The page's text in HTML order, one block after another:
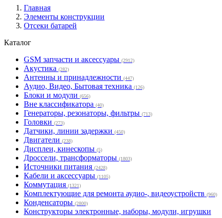
Главная
Элементы конструкции
Отсеки батарей
Каталог
GSM запчасти и аксессуары (2912)
Акустика (282)
Антенны и принадлежности (447)
Аудио, Видео, Бытовая техника (126)
Блоки и модули (656)
Вне классификатора (40)
Генераторы, резонаторы, фильтры (713)
Головки (273)
Датчики, линии задержки (450)
Двигатели (238)
Дисплеи, кинескопы (5)
Дроссели, трансформаторы (1803)
Источники питания (2428)
Кабели и аксессуары (1105)
Коммутация (1321)
Комплектующие для ремонта аудио-, видеоустройств (960)
Конденсаторы (2800)
Конструкторы электронные, наборы, модули, игрушки